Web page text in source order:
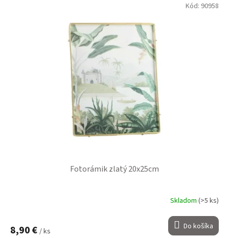
Fotorámik zlatý 20x25cm
Skladom (>5 ks)
8,90 € / ks Do košíka
Kód: 90958